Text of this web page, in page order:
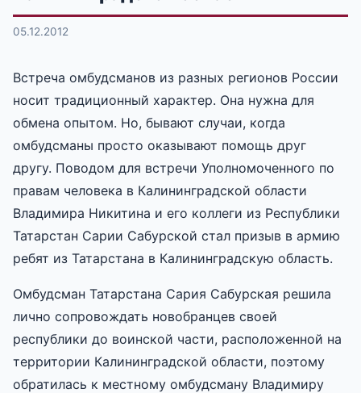
05.12.2012
Встреча омбудсманов из разных регионов России
носит традиционный характер. Она нужна для
обмена опытом. Но, бывают случаи, когда
омбудсманы просто оказывают помощь друг
другу. Поводом для встречи Уполномоченного по
правам человека в Калининградской области
Владимира Никитина и его коллеги из Республики
Татарстан Сарии Сабурской стал призыв в армию
ребят из Татарстана в Калининградскую область.
Омбудсман Татарстана Сария Сабурская решила
лично сопровождать новобранцев своей
республики до воинской части, расположенной на
территории Калининградской области, поэтому
обратилась к местному омбудсману Владимиру